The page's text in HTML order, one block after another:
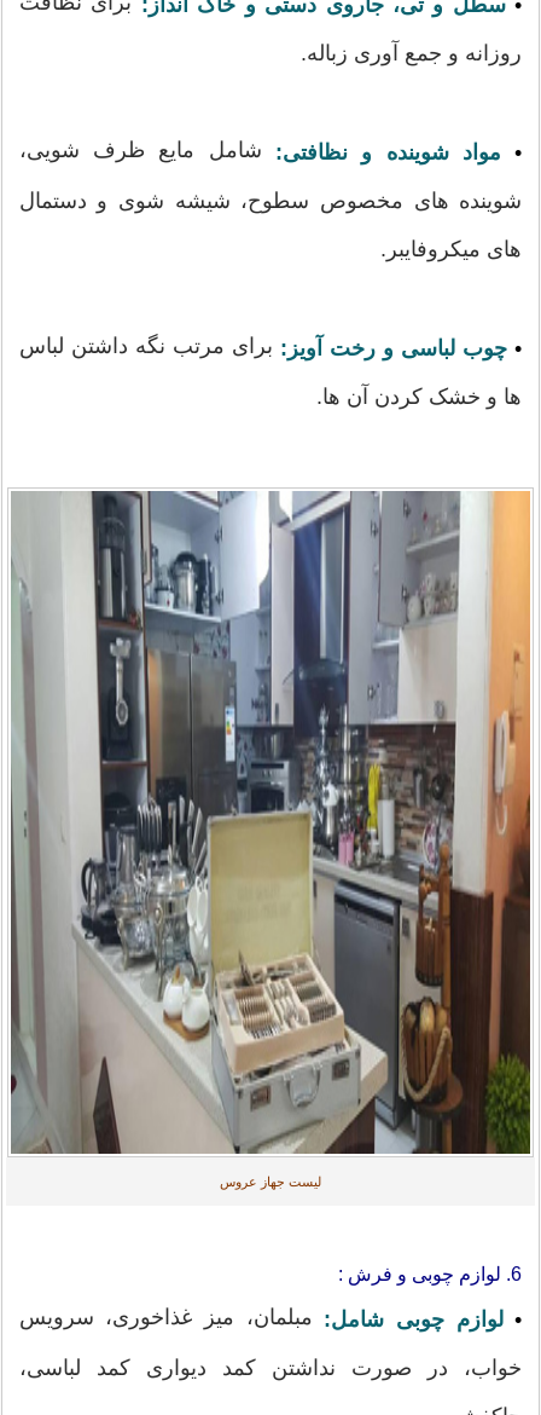
•سطل و تی، جاروی دستی و خاک انداز:
روزانه و جمع آوری زباله.
• مواد شوینده و نظافتی: شامل مایع ظرف شویی،
شوینده های مخصوص سطوح، شیشه شوی و دستمال
های میکروفایبر.
• چوب لباسی و رخت آویز: برای مرتب نگه داشتن لباس
ها و خشک کردن آن ها.
لیست جهاز عروس
6. لوازم چوبی و فرش :
•لوازم چوبی شامل: مبلمان، میز غذاخوری، سرویس
خواب، در صورت نداشتن کمد دیواری کمد لباسی،